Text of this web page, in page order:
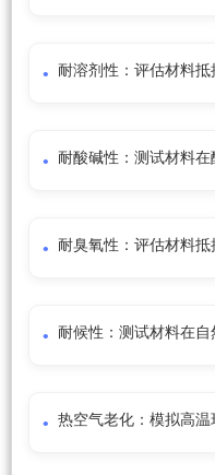
耐溶剂性：评估材料
耐酸碱性：测试材料
耐臭氧性：评估材料
耐候性：测试材料在
热空气老化：模拟高